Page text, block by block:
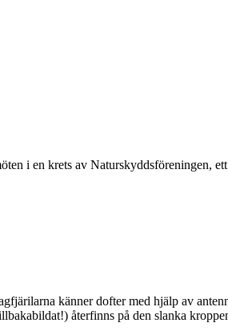
i en krets av Naturskyddsföreningen,
känner dofter med hjälp av
återfinns på den slanka